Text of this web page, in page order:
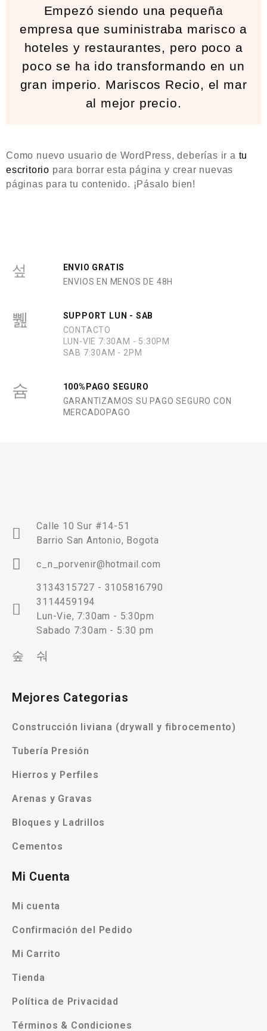
Empezó siendo una pequeña
empresa que suministraba marisco a
hoteles y restaurantes, pero poco a
poco se ha ido transformando en un
gran imperio. Mariscos Recio, el mar
al mejor precio.
Como nuevo usuario de WordPress, deberías ir a tu
escritorio para borrar esta página y crear nuevas
páginas para tu contenido. ¡Pásalo bien!
ENVIO GRATIS
ENVIOS EN MENOS DE 48H
SUPPORT LUN - SAB
CONTACTO
LUN-VIE 7:30AM - 5:30PM
SAB 7:30AM - 2PM
100%PAGO SEGURO
GARANTIZAMOS SU PAGO SEGURO CON
MERCADOPAGO
Calle 10 Sur #14-51
Barrio San Antonio, Bogota
c_n_porvenir@hotmail.com
3134315727 - 3105816790
3114459194
Lun-Vie, 7:30am - 5:30pm
Sabado 7:30am - 5:30 pm
Mejores Categorias
Construcción liviana (drywall y fibrocemento)
Tubería Presión
Hierros y Perfiles
Arenas y Gravas
Bloques y Ladrillos
Cementos
Mi Cuenta
Mi cuenta
Confirmación del Pedido
Mi Carrito
Tienda
Política de Privacidad
Términos & Condiciones